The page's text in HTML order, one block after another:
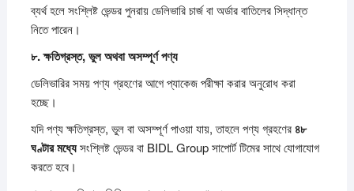
ব্যর্থ হলে সংশ্লিষ্ট ভেন্ডর পুনরায় ডেলিভারি চার্জ বা অর্ডার বাতিলের সিদ্ধান্ত
নিতে পারেন।
৮.ক্ষতিগ্রস্ত,ভুলঅথবাঅসম্পূর্ণপণ্য
ডেলিভারির সময় পণ্য গ্রহণের আগে প্যাকেজ পরীক্ষা করার অনুরোধ করা
হচ্ছে।
যদি পণ্য ক্ষতিগ্রস্ত, ভুল বা অসম্পূর্ণ পাওয়া যায়, তাহলে পণ্য গ্রহণের ৪৮
ঘণ্টারমধ্যেসংশ্লিষ্ট ভেন্ডর বা BIDL Group সাপোর্ট টিমের সাথে যোগাযোগ
করতে হবে।